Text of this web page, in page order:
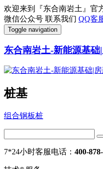
欢迎来到『东合南岩土』官
微信公众号 联系我们 QQ客
Toggle navigation
东合南岩土-新能源基
桩基
组合钢板桩
7*24小时客服电话： 400-